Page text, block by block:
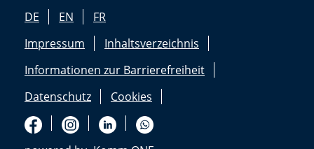
DE EN
FR
Impressum
Inhaltsverzeichnis
Informationen zur Barrierefreiheit
Datenschutz
Cookies